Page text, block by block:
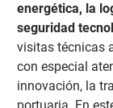
energética, la
seguridad
visitas técnicas
con especial
innovación, la